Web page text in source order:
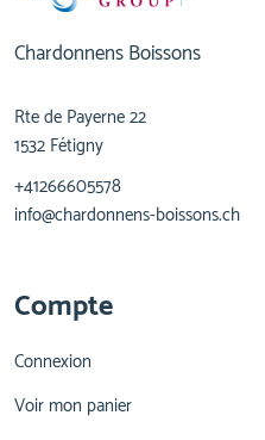
Chardonnens Boissons
Rte de Payerne 22
1532 Fétigny
+41266605578
info@chardonnens-boissons.ch
Compte
Connexion
Voir mon panier